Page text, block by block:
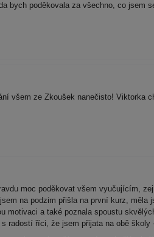
bych poděkovala za všechno, co
všem ze Zkoušek nanečisto! Viktorka
moc poděkovat všem vyučujícím,
na podzim přišla na první kurz,
motivaci a také poznala spoustu
radostí říci, že jsem přijata na obě